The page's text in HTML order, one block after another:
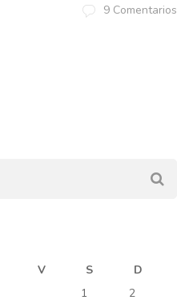
9 Comentarios
V S
D
1
2